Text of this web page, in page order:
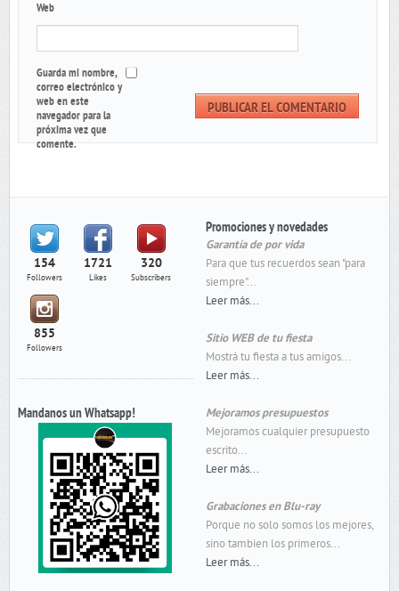
Web
Guarda mi nombre,
correo electrónico y
web en este
navegador para la
próxima vez que
comente.
154
Followers
1721
Likes
320
Subscribers
855
Followers
Mandanos un Whatsapp!
Promociones y novedades
Garantía de por vida
Para que tus recuerdos sean "para
siempre"...
Leer más...
Sitio WEB de tu fiesta
Mostrá tu fiesta a tus amigos...
Leer más...
Mejoramos presupuestos
Mejoramos cualquier presupuesto
escrito...
Leer más...
Grabaciones en Blu-ray
Porque no solo somos los mejores,
sino tambien los primeros...
Leer más...